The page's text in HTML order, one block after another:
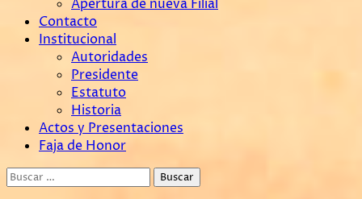
Apertura de nueva Filial
Contacto
Institucional
Autoridades
Presidente
Estatuto
Historia
Actos y Presentaciones
Faja de Honor
Buscar: